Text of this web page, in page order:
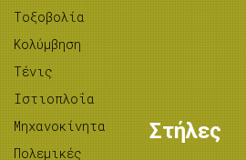
Tοξοβολία
Κολύμβηση
Τένις
Ιστιοπλοΐα
Μηχανοκίνητα
Πολεμικές
Στήλες